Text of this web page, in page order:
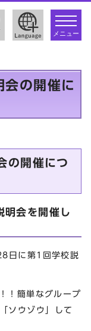
toggle
メニュー
の開催に
の開催につ
会を開催し
日に第1回学校説
！簡単なグループ
ソウゾウ」して